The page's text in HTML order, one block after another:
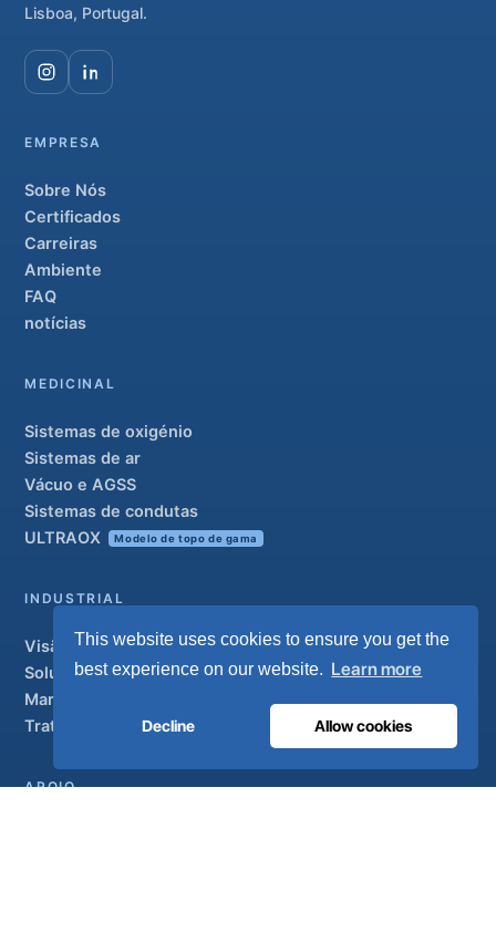
This website uses cookies to ensure you get the
best experience on our website. Learn more
Decline Allow cookies
Lisboa, Portugal.
EMPRESA
Sobre Nós
Certificados
Carreiras
Ambiente
FAQ
notícias
MEDICINAL
Sistemas de oxigénio
Sistemas de ar
Vácuo e AGSS
Sistemas de condutas
ULTRAOX
Modelo de topo de gama
INDUSTRIAL
Visão geral
Soluções
Marcas parceiras
Tratamento do ar
APOIO